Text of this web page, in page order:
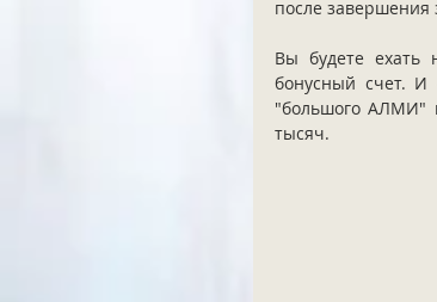
после завершения
Вы будете ехать
бонусный счет. И
"большого АЛМИ"
тысяч.